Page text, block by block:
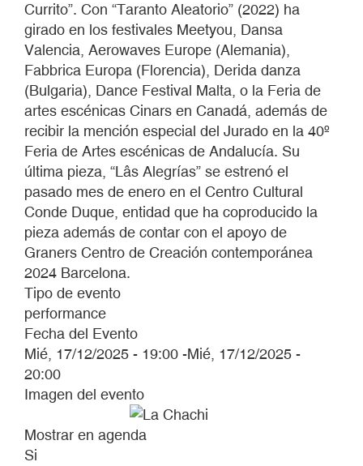
Currito”. Con “Taranto Aleatorio” (2022) ha
girado en los festivales Meetyou, Dansa
Valencia, Aerowaves Europe (Alemania),
Fabbrica Europa (Florencia), Derida danza
(Bulgaria), Dance Festival Malta, o la Feria de
artes escénicas Cinars en Canadá, además de
recibir la mención especial del Jurado en la 40º
Feria de Artes escénicas de Andalucía. Su
última pieza, “Lâs Alegrías” se estrenó el
pasado mes de enero en el Centro Cultural
Conde Duque, entidad que ha coproducido la
pieza además de contar con el apoyo de
Graners Centro de Creación contemporánea
2024 Barcelona.
Tipo de evento
performance
Fecha del Evento
Mié, 17/12/2025 - 19:00 -Mié, 17/12/2025 -
20:00
Imagen del evento
Mostrar en agenda
Si